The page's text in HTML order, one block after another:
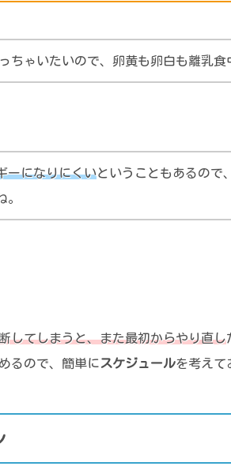
ちゃいたいので、卵黄も卵白も離乳食
ーになりにくいということもあるので
。
してしまうと、また最初からやり直し
るので、簡単にスケジュールを考えて